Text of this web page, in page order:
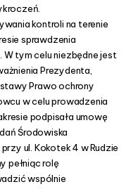
kontroli na terenie
sprawdzenia
tym celu niezbędne jest
Prezydenta,
Prawo ochrony
w celu prowadzenia
podpisała umowę
Środowiska
przy ul. Kokotek 4 w Rudzie
pełniąc rolę
wspólnie